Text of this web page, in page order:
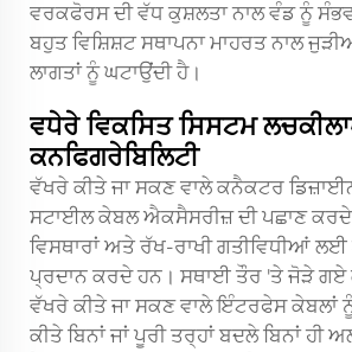
ਵਰਕਫੋਰਸ ਦੀ ਵੱਧ ਕੁਸ਼ਲਤਾ ਨਾਲ ਵੰਡ ਨੂੰ
ਬਹੁਤ ਵਿਸ਼ਿਸ਼ਟ ਸਥਾਪਨਾ ਮਾਹਰਤ ਨਾਲ
ਲਾਗਤਾਂ ਨੂੰ ਘਟਾਉਂਦੀ ਹੈ।
ਵਧੇਰੇ ਵਿਕਸਿਤ ਸਿਸਟਮ
ਕਨਫਿਗਰੇਬਿਲਿਟੀ
ਵੱਖਰੇ ਕੀਤੇ ਜਾ ਸਕਣ ਵਾਲੇ ਕਨੈਕਟਰ
ਸਟਾਈਲ ਕੇਬਲ ਐਕਸੈਸਰੀਜ਼ ਦੀ ਪਛਾਣ ਕਰਦੇ
ਵਿਸਥਾਰਾਂ ਅਤੇ ਰੱਖ-ਰਾਖੀ ਗਤੀਵਿਧੀਆਂ
ਪ੍ਰਦਾਨ ਕਰਦੇ ਹਨ। ਸਥਾਈ ਤੌਰ 'ਤੇ ਜੋੜੇ ਗਏ
ਵੱਖਰੇ ਕੀਤੇ ਜਾ ਸਕਣ ਵਾਲੇ ਇੰਟਰਫੇਸ ਕੇਬਲਾਂ
ਕੀਤੇ ਬਿਨਾਂ ਜਾਂ ਪੂਰੀ ਤਰ੍ਹਾਂ ਬਦਲੇ ਬਿਨਾਂ ਹੀ